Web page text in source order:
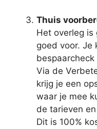
Thuis
Het overleg is
goed voor. Je
Via de
krijg je een
waar je mee
de tarieven
Dit is 100%